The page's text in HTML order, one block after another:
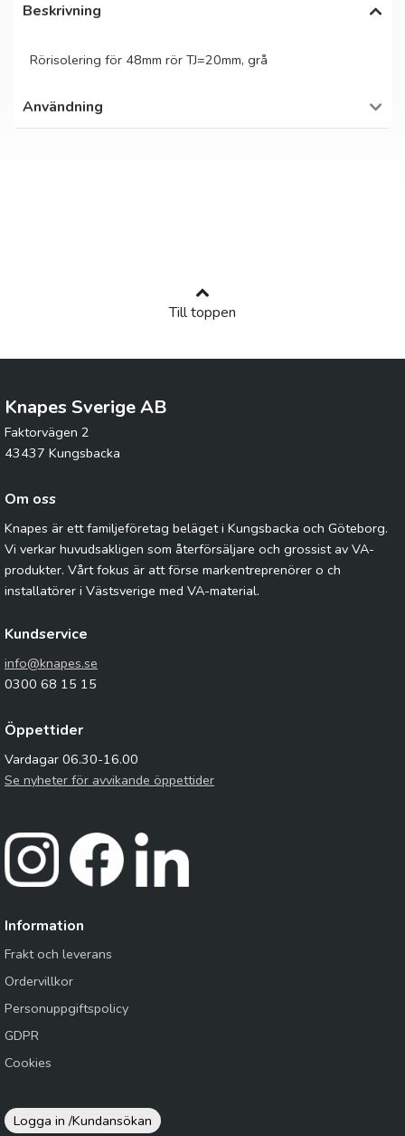
Beskrivning
Rörisolering för 48mm rör TJ=20mm, grå
Användning
Till toppen
Knapes Sverige AB
Faktorvägen 2
43437 Kungsbacka
Om oss
Knapes är ett familjeföretag beläget i Kungsbacka och Göteborg.
Vi verkar huvudsakligen som återförsäljare och grossist av VA-
produkter. Vårt fokus är att förse markentreprenörer o ch
installatörer i Västsverige med VA-material.
Kundservice
info@knapes.se
0300 68 15 15
Öppettider
Vardagar 06.30-16.00
Se nyheter för avvikande öppettider
Information
Frakt och leverans
Ordervillkor
Personuppgiftspolicy
GDPR
Cookies
Logga in /Kundansökan